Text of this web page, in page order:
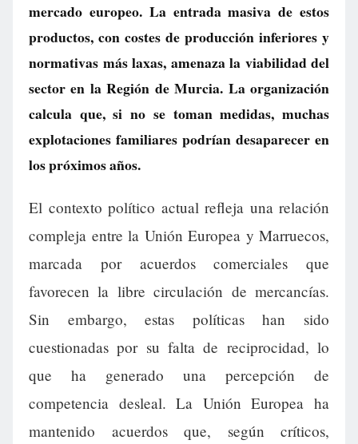
mercado europeo. La entrada masiva de estos
productos, con costes de producción inferiores y
normativas más laxas, amenaza la viabilidad del
sector en la Región de Murcia. La organización
calcula que, si no se toman medidas, muchas
explotaciones familiares podrían desaparecer en
los próximos años.
El contexto político actual refleja una relación
compleja entre la Unión Europea y Marruecos,
marcada por acuerdos comerciales que
favorecen la libre circulación de mercancías.
Sin embargo, estas políticas han sido
cuestionadas por su falta de reciprocidad, lo
que ha generado una percepción de
competencia desleal. La Unión Europea ha
mantenido acuerdos que, según críticos,